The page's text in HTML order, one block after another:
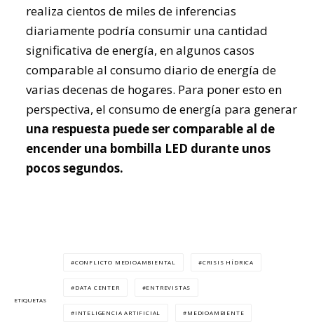
realiza cientos de miles de inferencias
diariamente podría consumir una cantidad
significativa de energía, en algunos casos
comparable al consumo diario de energía de
varias decenas de hogares. Para poner esto en
perspectiva, el consumo de energía para generar
una respuesta puede ser comparable al de
encender una bombilla LED durante unos
pocos segundos.
ETIQUETAS
CONFLICTO MEDIOAMBIENTAL CRISIS HÍDRICA
DATA CENTER ENTREVISTAS
INTELIGENCIA ARTIFICIAL MEDIOAMBIENTE